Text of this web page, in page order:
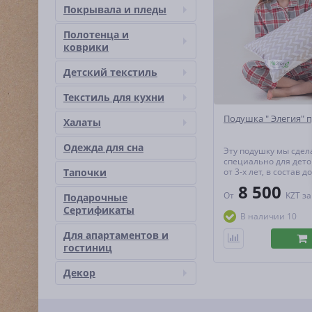
Покрывала и пледы
Полотенца и
коврики
Детский текстиль
Текстиль для кухни
Халаты
Одежда для сна
Тапочки
Подарочные
Сертификаты
Для апартаментов и
гостиниц
Декор
Подушка " Элегия"
Эту подушку мы
специально для
от 3-х лет, в состав
шарики
От 8 500 KZT
В наличии 10